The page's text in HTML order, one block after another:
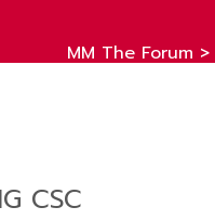
MM The Forum >
CSC